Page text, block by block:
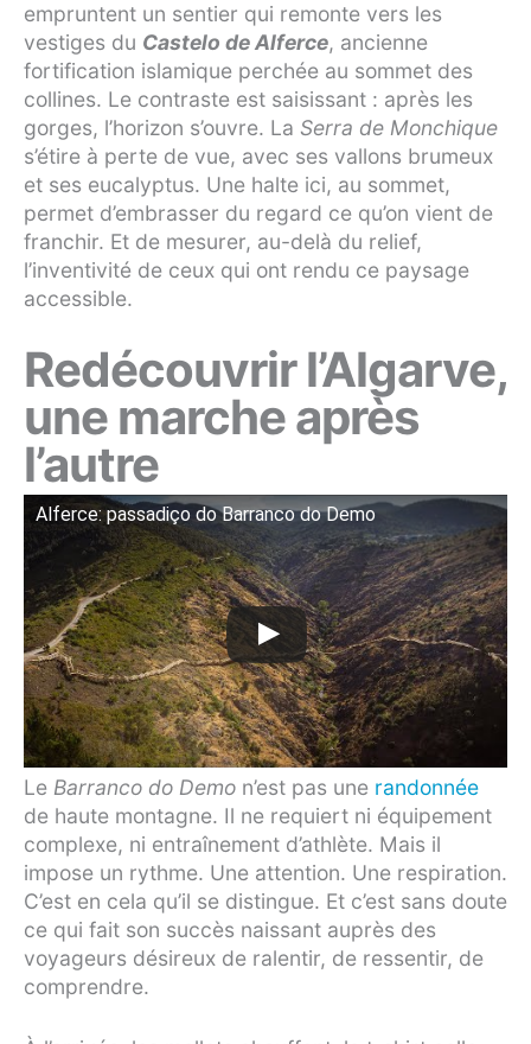
empruntent un sentier qui remonte vers les
vestiges du Castelo de Alferce, ancienne
fortification islamique perchée au sommet des
collines. Le contraste est saisissant : après les
gorges, l’horizon s’ouvre. La Serra de Monchique
s’étire à perte de vue, avec ses vallons brumeux
et ses eucalyptus. Une halte ici, au sommet,
permet d’embrasser du regard ce qu’on vient de
franchir. Et de mesurer, au-delà du relief,
l’inventivité de ceux qui ont rendu ce paysage
accessible.
Redécouvrir l’Algarve,
une marche après
l’autre
Alferce: passadiço do Barranco do Demo
Le Barranco do Demo n’est pas une randonnée
de haute montagne. Il ne requiert ni équipement
complexe, ni entraînement d’athlète. Mais il
impose un rythme. Une attention. Une respiration.
C’est en cela qu’il se distingue. Et c’est sans doute
ce qui fait son succès naissant auprès des
voyageurs désireux de ralentir, de ressentir, de
comprendre.